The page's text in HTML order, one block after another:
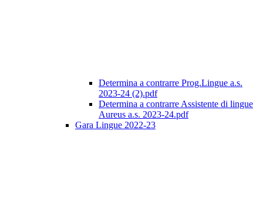
Determina a contrarre Prog.Lingue a.s.
2023-24 (2).pdf
Determina a contrarre Assistente di lingue
Aureus a.s. 2023-24.pdf
Gara Lingue 2022-23